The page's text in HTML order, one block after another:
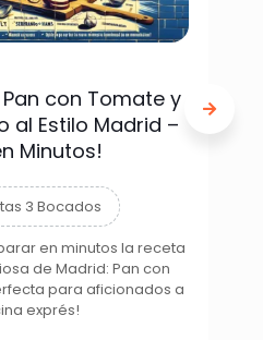
Pan con Tomate y
al Estilo Madrid –
Minutos!
3 Bocados
en minutos la receta
de Madrid: Pan con
para aficionados a
exprés!